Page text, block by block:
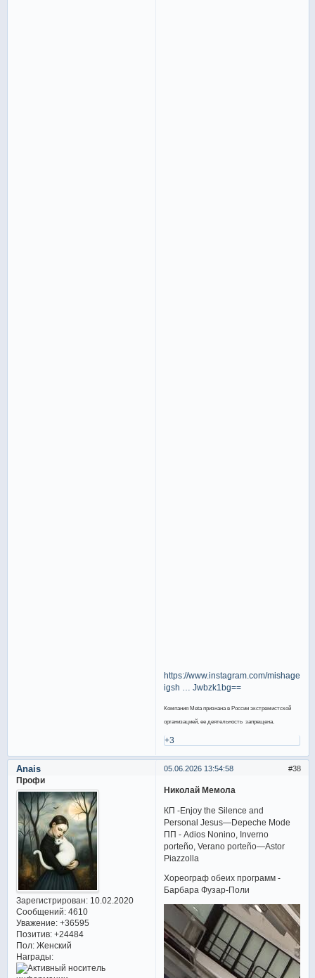
https://www.instagram.com/mishage8?
igsh … Jwbzk1bg==
Компания Meta признана в России экстремистской
организацией, ее деятельность запрещена.
+3
38
05.06.2026 13:54:58
Anais
Профи
Зарегистрирован: 10.02.2020
Сообщений:4610
Уважение: +36595
Позитив: +24484
Пол:Женский
Награды:
Николай Мемола
КП -Enjoy the Silence and
Personal Jesus—Depeche Mode
ПП - Adios Nonino, Inverno
porteño, Verano porteño—Astor
Piazzolla
Хореограф обеих программ -
Барбара Фузар-Поли